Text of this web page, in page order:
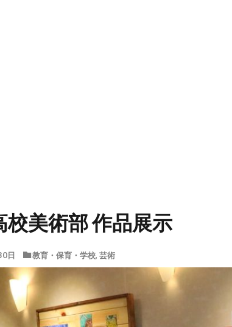
校美術部 作品展示
日 教育・保育・学校, 芸術